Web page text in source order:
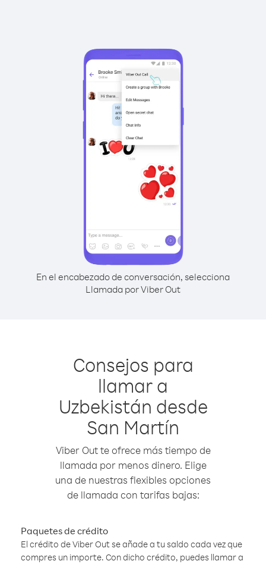
En el encabezado de conversación, selecciona
Llamada por Viber Out
Consejos para
llamar a
Uzbekistán desde
San Martín
Viber Out te ofrece más tiempo de
llamada por menos dinero. Elige
una de nuestras flexibles opciones
de llamada con tarifas bajas:
Paquetes de crédito
El crédito de Viber Out se añade a tu saldo cada vez que
compres un importe. Con dicho crédito, puedes llamar a